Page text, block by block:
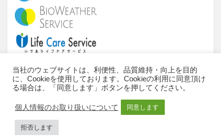
当サイトについて ご利用条件
推奨環境
個人情報のお取扱いについて
お問い合わせ
サイトマップ
All Rights Reserved, Copyright © 2010-2023 IDEA
当社のウェブサイトは、利便性、品質維持・向上を目的
に、Cookieを使用しております。Cookieの利用に同意頂け
る場合は、「同意します」ボタンを押してください。
個人情報のお取り扱いについて 同意します
拒否します